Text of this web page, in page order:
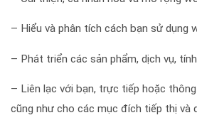
– Hiểu và phân tích cách bạn sử dụng
– Phát triển các sản phẩm, dịch vụ,
– Liên lạc với bạn, trực tiếp hoặc
cũng như cho các mục đích tiếp thị và